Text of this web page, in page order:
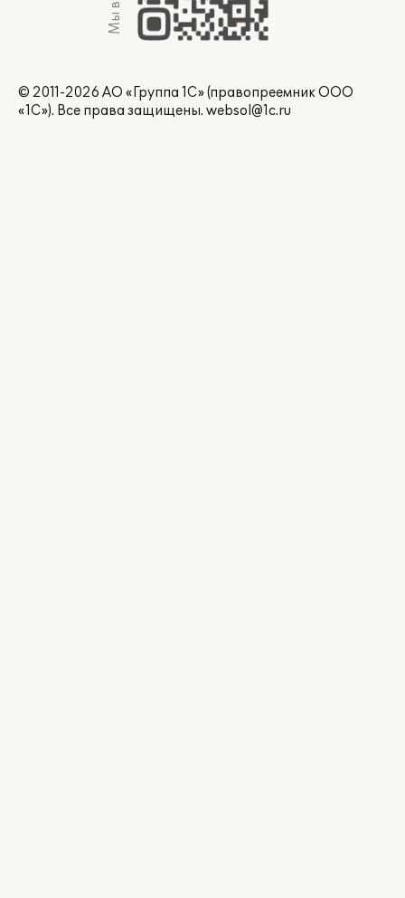
© 2011-2026 АО «Группа 1С» (правопреемник ООО
«1С»). Все права защищены. websol@1c.ru